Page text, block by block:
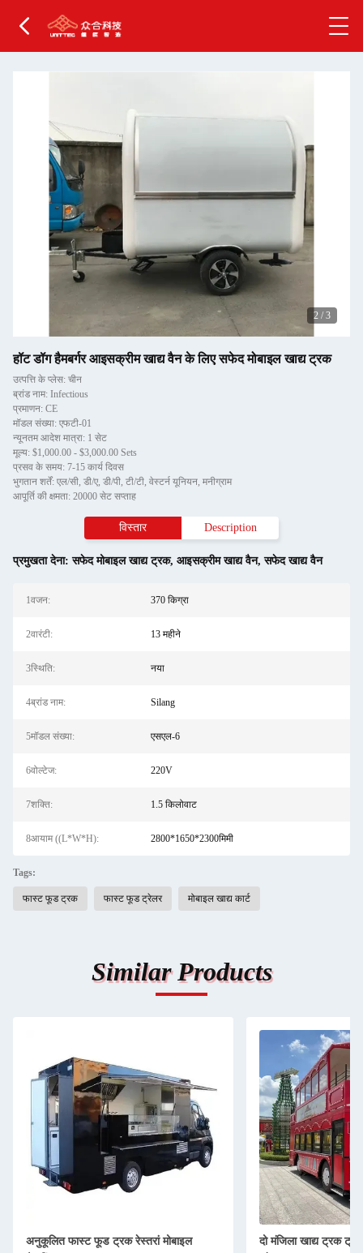
2 / 3
हॉट डॉग हैमबर्गर आइसक्रीम खाद्य वैन के लिए सफेद मोबाइल खाद्य ट्रक
उत्पत्ति के प्लेस: चीन
ब्रांड नाम: Infectious
प्रमाणन: CE
मॉडल संख्या: एफटी-01
न्यूनतम आदेश मात्रा: 1 सेट
मूल्य: $1,000.00 - $3,000.00 Sets
प्रसव के समय: 7-15 कार्य दिवस
भुगतान शर्तें: एल/सी, डी/ए, डी/पी, टी/टी, वेस्टर्न यूनियन, मनीग्राम
आपूर्ति की क्षमता: 20000 सेट सप्ताह
विस्तार Description
प्रमुखता देना:सफेद मोबाइल खाद्य ट्रक, आइसक्रीम खाद्य वैन,सफेद खाद्य वैन
1वजन: 370 किग्रा
2वारंटी: 13 महीने
3स्थिति: नया
4ब्रांड नाम: Silang
5मॉडल संख्या: एसएल-6
6वोल्टेज: 220V
7शक्ति: 1.5 किलोवाट
8आयाम ((L*W*H): 2800*1650*2300मिमी
Tags:
फास्ट फूड ट्रक फास्ट फूड ट्रेलर मोबाइल खाद्य कार्ट
Similar Products
अनुकूलित फास्ट फूड ट्रक रेस्तरां मोबाइल
दो मंजिला खाद्य ट्रक